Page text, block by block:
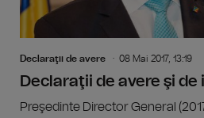
Declaraţii de avere 08 Mai 2017, 13:19
Declaraţii de avere şi de
Preşedinte Director General